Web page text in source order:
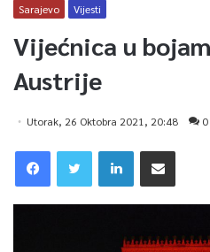
Sarajevo Vijesti
Vijećnica u
Austrije
Utorak, 26 Oktobra 2021, 20:48 0